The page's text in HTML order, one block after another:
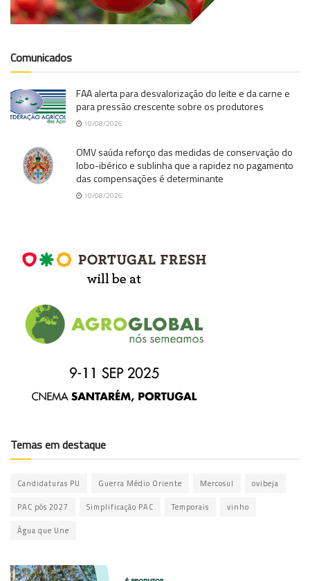
Comunicados
FAA alerta para desvalorização do leite e da carne e
para pressão crescente sobre os produtores
10/08/2026
OMV saúda reforço das medidas de conservação do
lobo-ibérico e sublinha que a rapidez no pagamento
das compensações é determinante
10/08/2026
Temas em destaque
Candidaturas PU Guerra Médio Oriente Mercosul ovibeja
PAC pós 2027 Simplificação PAC Temporais vinho
Água que Une